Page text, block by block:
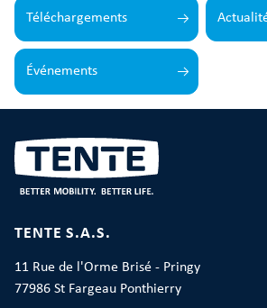
Téléchargements
Événements
TENTE S.A.S.
11 Rue de l'Orme Brisé - Pringy
77986 St Fargeau Ponthierry